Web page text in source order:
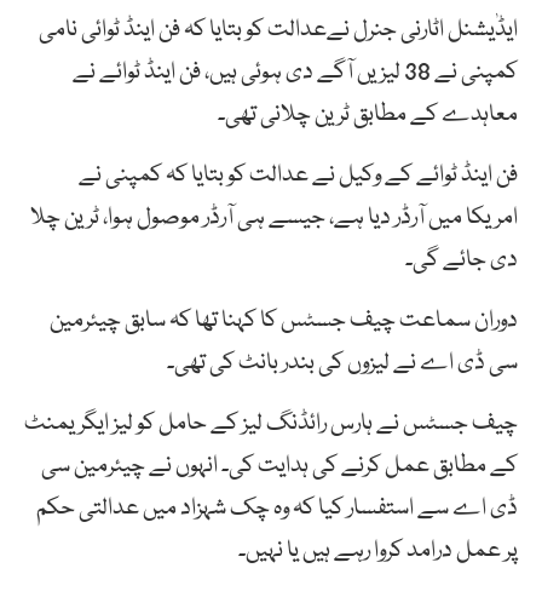
ایڈٰیشنل اٹارنی جنرل نےعدالت کو بتایا کہ فن اینڈ ٹوائی نامی
کمپنی نے 38 لیزیں آگے دی ہوئی ہیں، فن اینڈ ٹوائے نے
معاہدے کے مطابق ٹرین چلانی تھی۔
فن اینڈ ٹوائے کے وکیل نے عدالت کو بتایا کہ کمپنی نے
امریکا میں آرڈر دیا ہے، جیسے ہی آرڈر موصول ہوا، ٹرین چلا
دی جائے گی۔
دوران سماعت چیف جسٹس کا کہنا تھا کہ سابق چیئرمین
سی ڈی اے نے لیزوں کی بندر بانٹ کی تھی۔
چیف جسٹس نے ہارس رائڈنگ لیز کے حامل کو لیز ایگریمنٹ
کے مطابق عمل کرنے کی ہدایت کی۔ انہوں نے چیئرمین سی
ڈی اے سے استفسار کیا کہ وہ چک شہزاد میں عدالتی حکم
پر عمل درامد کروا رہے ہیں یا نہیں۔